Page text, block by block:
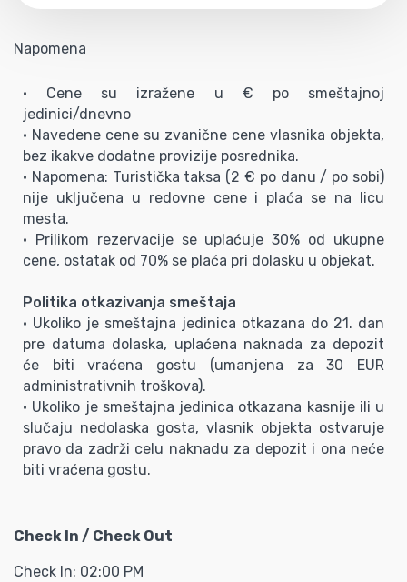
Napomena
• Cene su izražene u € po smeštajnoj
jedinici/dnevno
• Navedene cene su zvanične cene vlasnika objekta,
bez ikakve dodatne provizije posrednika.
• Napomena: Turistička taksa (2 € po danu / po sobi)
nije uključena u redovne cene i plaća se na licu
mesta.
• Prilikom rezervacije se uplaćuje 30% od ukupne
cene, ostatak od 70% se plaća pri dolasku u objekat.
Politika otkazivanja smeštaja
• Ukoliko je smeštajna jedinica otkazana do 21. dan
pre datuma dolaska, uplaćena naknada za depozit
će biti vraćena gostu (umanjena za 30 EUR
administrativnih troškova).
• Ukoliko je smeštajna jedinica otkazana kasnije ili u
slučaju nedolaska gosta, vlasnik objekta ostvaruje
pravo da zadrži celu naknadu za depozit i ona neće
biti vraćena gostu.
Check In / Check Out
Check In: 02:00 PM